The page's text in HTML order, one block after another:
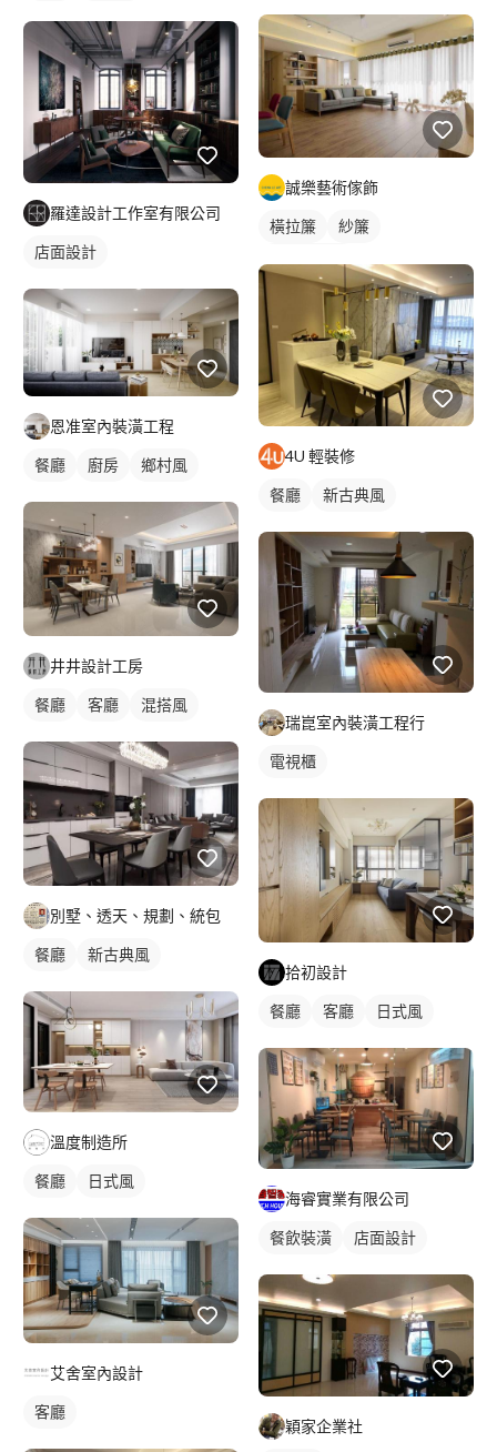
羅達設計工作室有限公司
店面設計
恩准室內裝潢工程
餐廳 廚房 鄉村風
井井設計工房
餐廳 客廳 混搭風
別墅、透天、規劃、統包
餐廳 新古典風
溫度制造所
餐廳 日式風
艾舍室內設計
客廳
誠樂藝術傢飾
橫拉簾
紗簾
落地窗窗簾
4U 輕裝修
餐廳 新古典風
瑞崑室內裝潢工程行
電視櫃
拾初設計
餐廳 客廳 日式風
海睿實業有限公司
餐飲裝潢 店面設計
穎家企業社